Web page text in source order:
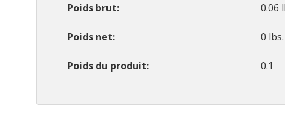
Poids brut 0.06
Poids net 0 lbs.
Poids du produit 0.1